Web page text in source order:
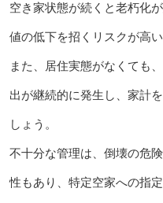
空き家状態が続くと老朽化
値の低下を招くリスクが高い
また、居住実態がなくても
出が継続的に発生し、家計
しょう。
不十分な管理は、倒壊の危
性もあり、特定空家への指